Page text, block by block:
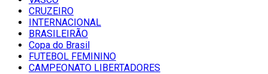
CRUZEIRO
INTERNACIONAL
BRASILEIRÃO
Copa do Brasil
FUTEBOL FEMININO
CAMPEONATO LIBERTADORES